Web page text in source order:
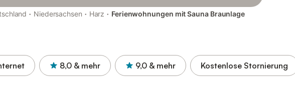
· Niedersachsen · Harz · Ferienwohnungen mit Sauna Braunlage
8,0 & mehr 9,0 & mehr Kostenlose Stornierung